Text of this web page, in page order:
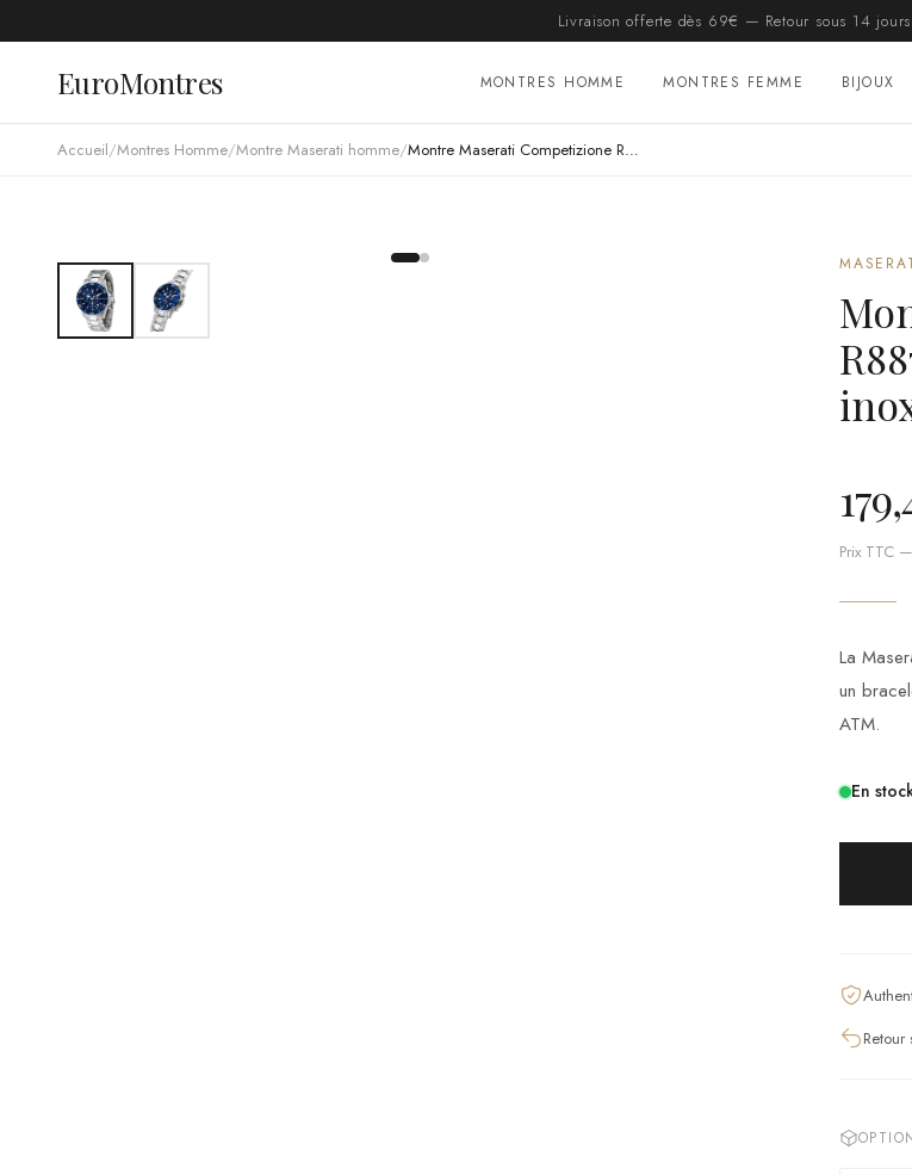
Livraison offerte dès 69€ — Retour sous 14
EuroMontres MONTRES HOMME MONTRES FEMME BIJOUX
Accueil/Montres Homme/Montre Maserati homme/ Montre Maserati Competizione R8873600002 homme argentée, acier inoxydable 43mm, quartz 10 ATM
Prix TTC
La
un
ATM.
En
Retour